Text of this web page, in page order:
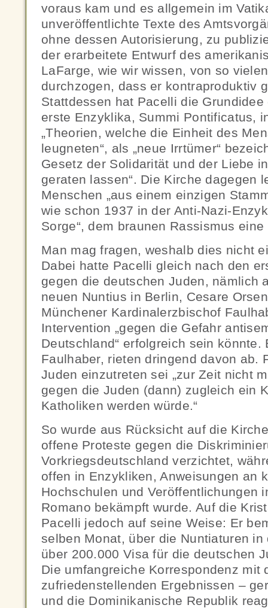
voraus kam und es allgemein im
unveröffentlichte Texte des
ohne dessen Autorisierung, zu
der erarbeitete Entwurf des
LaFarge, wie wir wissen, von so
durchzogen, dass er kontraproduktiv
Stattdessen hat Pacelli die
erste Enzyklika, Summi Pontificatus,
„Theorien, welche die Einheit des
leugneten“, als „neue Irrtümer“
Gesetz der Solidarität und der Liebe
geraten lassen“. Die Kirche dagegen
Menschen „aus einem einzigen
wie schon 1937 in der Anti-Nazi-
Sorge“, dem braunen Rassismus
Man mag fragen, weshalb dies nicht
Dabei hatte Pacelli gleich nach den
gegen die deutschen Juden, nämlich
neuen Nuntius in Berlin, Cesare
Münchener Kardinalerzbischof
Intervention „gegen die Gefahr
Deutschland“ erfolgreich sein könnte.
Faulhaber, rieten dringend davon ab.
Juden einzutreten sei „zur Zeit nicht
gegen die Juden (dann) zugleich ein
Katholiken werden würde.“
So wurde aus Rücksicht auf die
offene Proteste gegen die
Vorkriegsdeutschland verzichtet,
offen in Enzykliken, Anweisungen an
Hochschulen und Veröffentlichungen
Romano bekämpft wurde. Auf die
Pacelli jedoch auf seine Weise: Er
selben Monat, über die Nuntiaturen
über 200.000 Visa für die deutschen
Die umfangreiche Korrespondenz mit
zufriedenstellenden Ergebnissen –
und die Dominikanische Republik